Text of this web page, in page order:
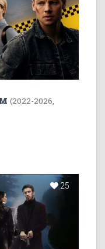
(2022-2026,
25